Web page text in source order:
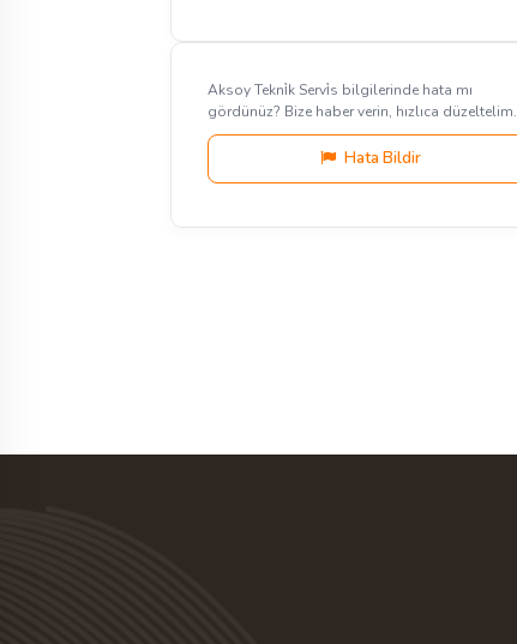
Aksoy Tekni̇k Servi̇s bilgilerinde hata mı
gördünüz? Bize haber verin, hızlıca düzeltelim.
Hata Bildir